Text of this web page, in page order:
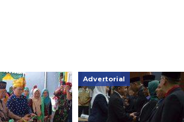
Advertorial